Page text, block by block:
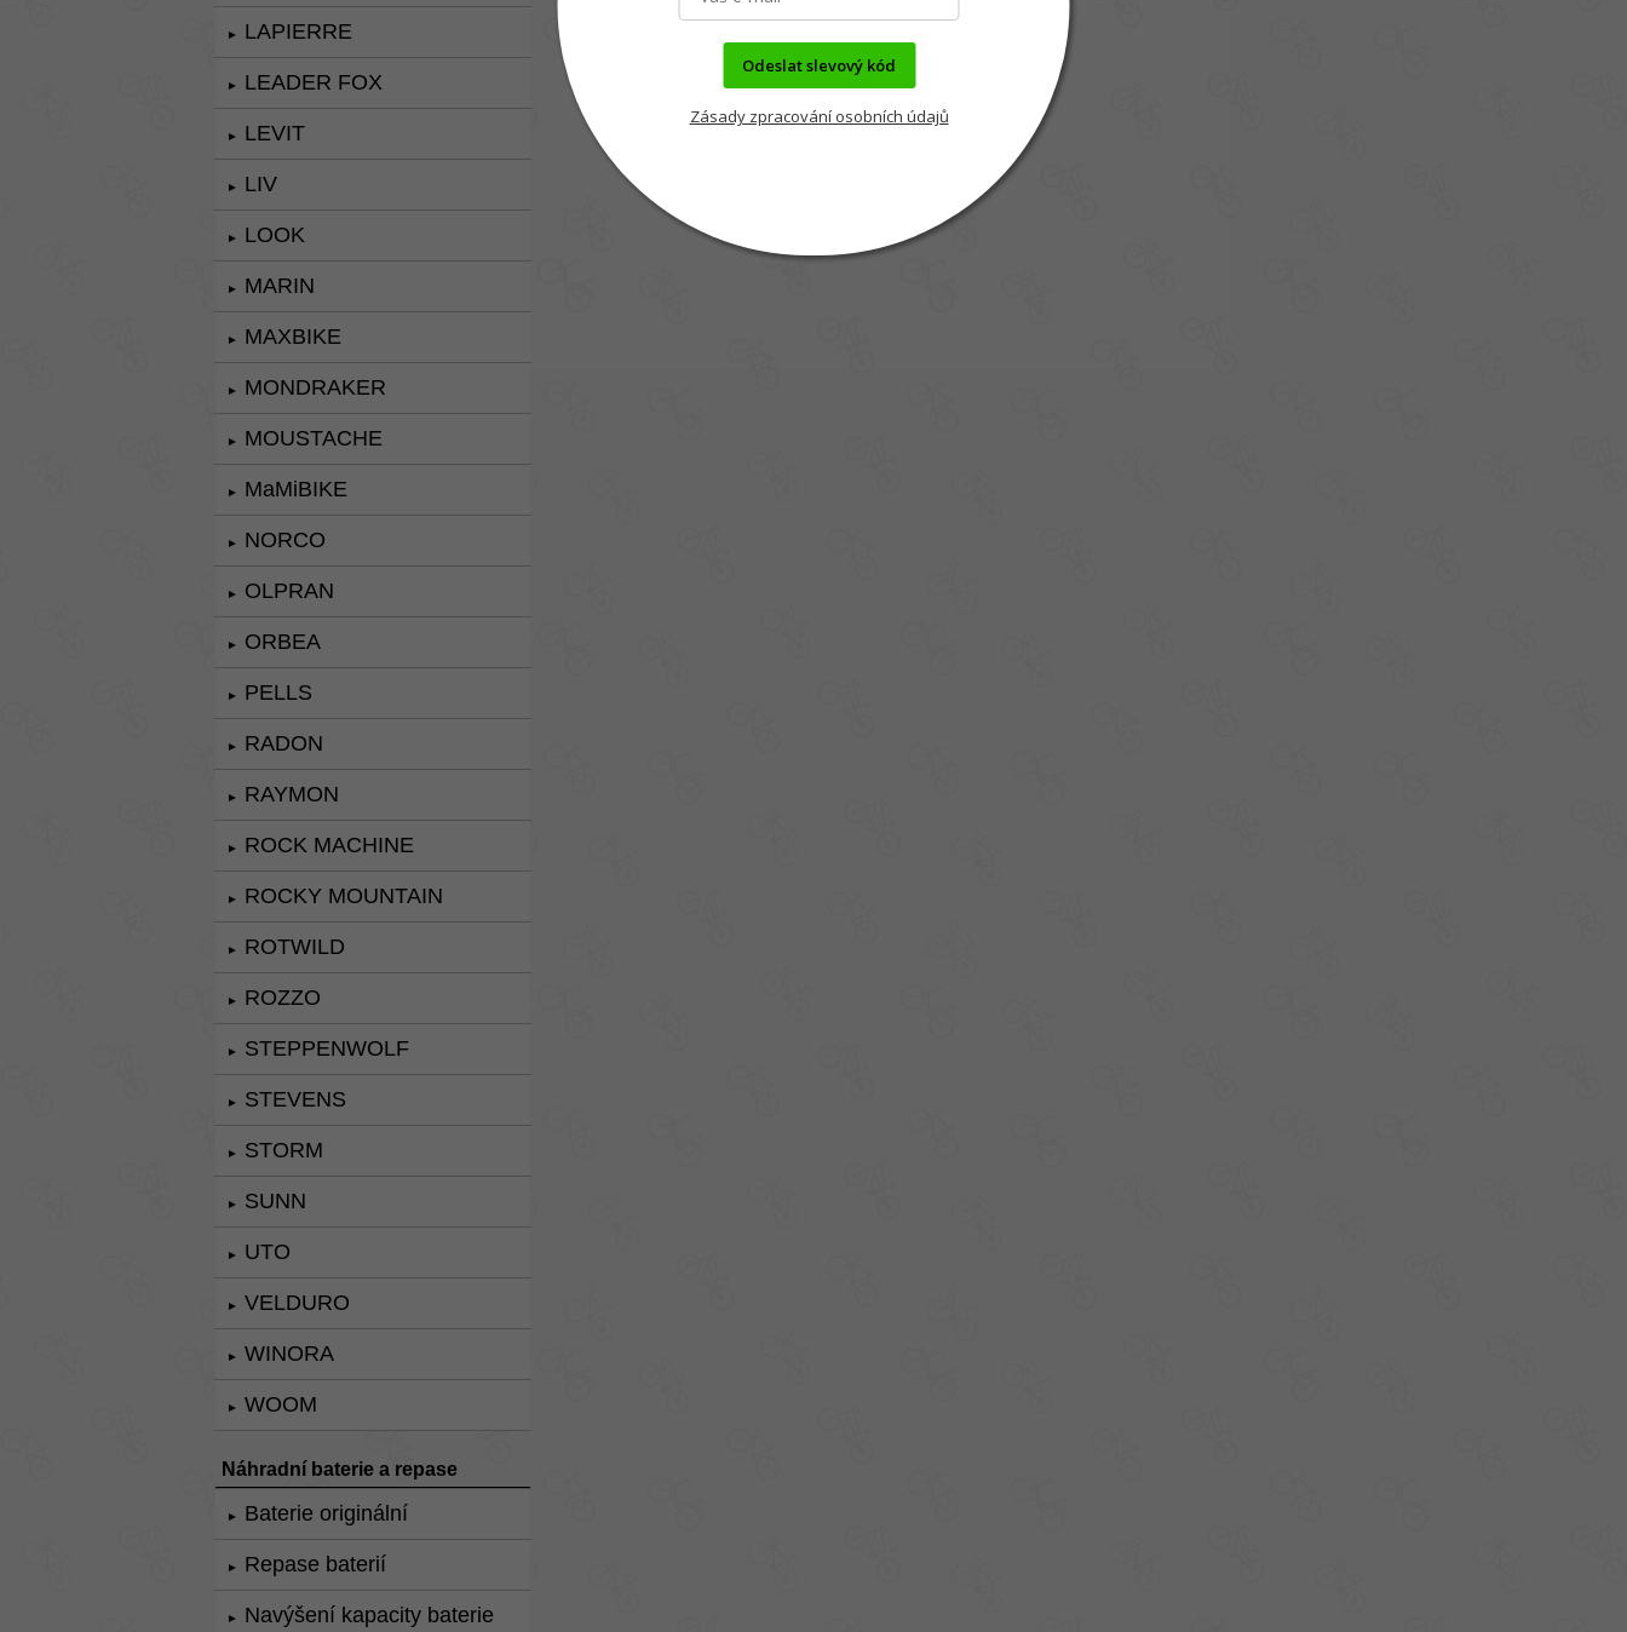
► LAPIERRE
► LEADER FOX
► LEVIT
► LIV
► LOOK
► MARIN
► MAXBIKE
► MONDRAKER
► MOUSTACHE
► MaMiBIKE
► NORCO
► OLPRAN
► ORBEA
► PELLS
► RADON
► RAYMON
► ROCK MACHINE
► ROCKY MOUNTAIN
► ROTWILD
► ROZZO
► STEPPENWOLF
► STEVENS
► STORM
► SUNN
► UTO
► VELDURO
► WINORA
► WOOM
Náhradní baterie a repase
► Baterie originální
► Repase baterií
► Navýšení kapacity baterie
Odeslat slevový kód
Zásady zpracování osobních údajů